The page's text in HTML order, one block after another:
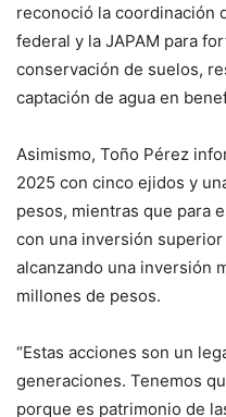
reconoció la coordinación
federal y la JAPAM para
conservación de suelos,
captación de agua en
Asimismo, Toño Pérez
2025 con cinco ejidos y
pesos, mientras que para
con una inversión
alcanzando una inversión
millones de pesos.
“Estas acciones son un
generaciones. Tenemos
porque es patrimonio de